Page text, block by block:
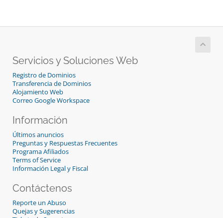
Servicios y Soluciones Web
Registro de Dominios
Transferencia de Dominios
Alojamiento Web
Correo Google Workspace
Información
Últimos anuncios
Preguntas y Respuestas Frecuentes
Programa Afiliados
Terms of Service
Información Legal y Fiscal
Contáctenos
Reporte un Abuso
Quejas y Sugerencias